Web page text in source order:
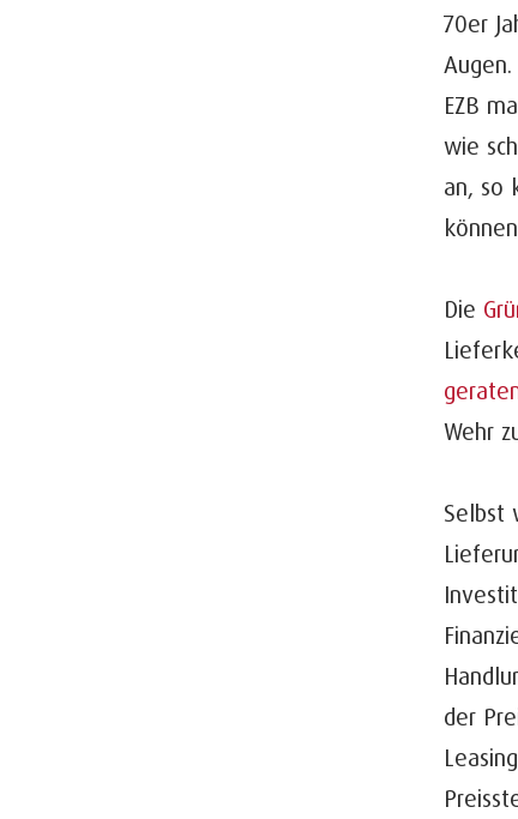
70er
EZB
wie
an, so
Die
Wehr
Selbst
der